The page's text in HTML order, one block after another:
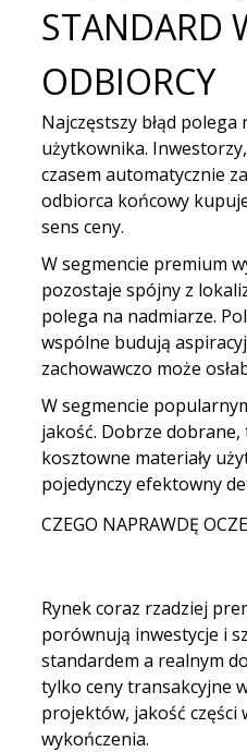
STANDARD
ODBIORCY
Najczęstszy błąd
użytkownika.
czasem automatycznie
odbiorca końcowy
sens ceny.
W segmencie premium
pozostaje spójny z
polega na nadmiarze.
wspólne budują
zachowawczo może
W segmencie
jakość. Dobrze dobrane,
kosztowne materiały
pojedynczy efektowny
CZEGO NAPRAWDĘ
Rynek coraz rzadziej
porównują inwestycje i
standardem a realnym
tylko ceny transakcyjne
projektów, jakość
wykończenia.